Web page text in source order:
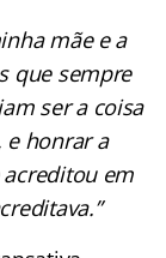
mãe e a
que sempre
ser a coisa
honrar a
em